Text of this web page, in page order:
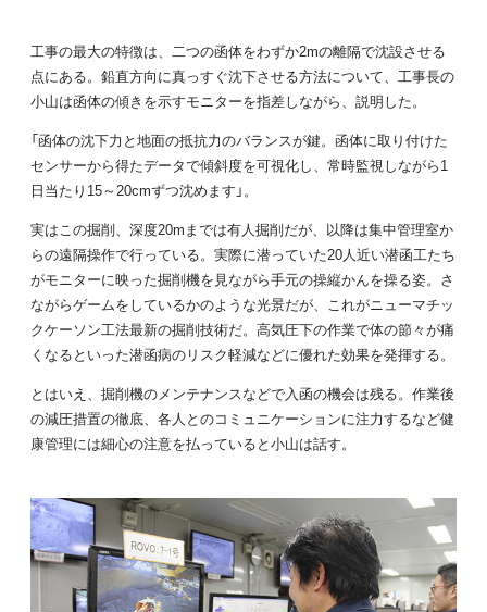
工事の最大の特徴は、二つの函体をわずか2mの離隔で沈設させる
点にある。鉛直方向に真っすぐ沈下させる方法について、工事長の
小山は函体の傾きを示すモニターを指差しながら、説明した。
「函体の沈下力と地面の抵抗力のバランスが鍵。函体に取り付けた
センサーから得たデータで傾斜度を可視化し、常時監視しながら1
日当たり15～20cmずつ沈めます」。
実はこの掘削、深度20mまでは有人掘削だが、以降は集中管理室か
らの遠隔操作で行っている。実際に潜っていた20人近い潜函工たち
がモニターに映った掘削機を見ながら手元の操縦かんを操る姿。さ
ながらゲームをしているかのような光景だが、これがニューマチッ
クケーソン工法最新の掘削技術だ。高気圧下の作業で体の節々が痛
くなるといった潜函病のリスク軽減などに優れた効果を発揮する。
とはいえ、掘削機のメンテナンスなどで入函の機会は残る。作業後
の減圧措置の徹底、各人とのコミュニケーションに注力するなど健
康管理には細心の注意を払っていると小山は話す。